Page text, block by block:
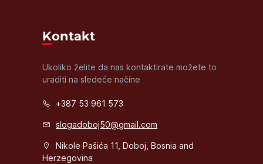
Kontakt
Ukoliko želite da nas kontaktirate možete to
uraditi na sledeće načine
+387 53 961 573
slogadoboj50@gmail.com
Nikole Pašića 11, Doboj, Bosnia and
Herzegovina